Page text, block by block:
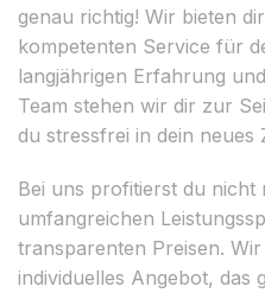
genau richtig! Wir bieten
kompetenten Service für
langjährigen Erfahrung
Team stehen wir dir zur
du stressfrei in dein neues
Bei uns profitierst du nicht
umfangreichen
transparenten Preisen.
individuelles Angebot, das